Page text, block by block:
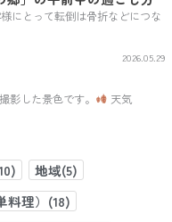
にとって転倒は骨折などにつな
2026.05.29
した景色です。 天気
地域(5)
料理）(18)